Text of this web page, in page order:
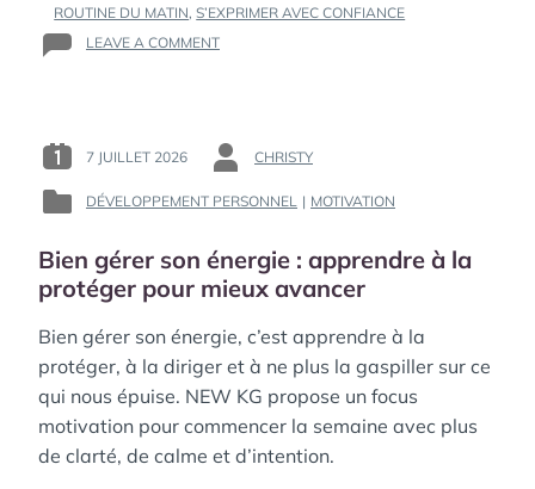
ROUTINE DU MATIN,S’EXPRIMER AVEC CONFIANCE
LEAVE A COMMENTON
PAROLE
:
COMMENT
PEUVENT
TE
POSTED
ON
7 JUILLET 2026
BY
CHRISTY
POSTED
:
DÉVELOPPEMENT PERSONNEL | MOTIVATION
Bien gérer son énergie : apprendre à la
protéger pour mieux avancer
Bien gérer son énergie, c’est apprendre à la
protéger, à la diriger et à ne plus la gaspiller sur ce
qui nous épuise. NEW KG propose un focus
motivation pour commencer la semaine avec plus
de clarté, de calme et d’intention.